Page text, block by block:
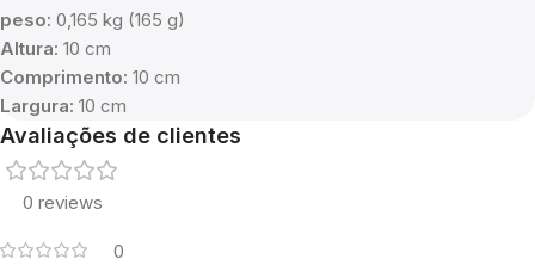
peso: 0,165 kg (165 g)
Altura: 10 cm
Comprimento: 10 cm
Largura: 10 cm
Avaliações de clientes
0 reviews
0